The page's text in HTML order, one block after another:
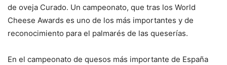
de oveja Curado. Un campeonato, que tras los World
Cheese Awards es uno de los más importantes y de
reconocimiento para el palmarés de las queserías.
En el campeonato de quesos más importante de España